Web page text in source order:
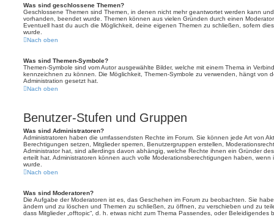
Was sind geschlossene Themen?
Geschlossene Themen sind Themen, in denen nicht mehr geantwortet werden kann
vorhanden, beendet wurde. Themen können aus vielen Gründen durch einen
Eventuell hast du auch die Möglichkeit, deine eigenen Themen zu schließen, sofern
wurde.
Nach oben
Was sind Themen-Symbole?
Themen-Symbole sind vom Autor ausgewählte Bilder, welche mit einem Thema in
kennzeichnen zu können. Die Möglichkeit, Themen-Symbole zu verwenden, hängt von
Administration gesetzt hat.
Nach oben
Benutzer-Stufen und Gruppen
Was sind Administratoren?
Administratoren haben die umfassendsten Rechte im Forum. Sie können jede Art von
Berechtigungen setzen, Mitglieder sperren, Benutzergruppen erstellen,
Administrator hat, sind allerdings davon abhängig, welche Rechte ihnen ein Gründer
erteilt hat. Administratoren können auch volle Moderationsberechtigungen haben,
wurde.
Nach oben
Was sind Moderatoren?
Die Aufgabe der Moderatoren ist es, das Geschehen im Forum zu beobachten. Sie
ändern und zu löschen und Themen zu schließen, zu öffnen, zu verschieben und zu
dass Mitglieder „offtopic“, d. h. etwas nicht zum Thema Passendes, oder Beleidigendes